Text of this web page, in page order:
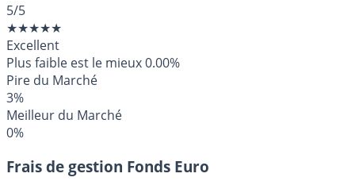
5/5
★★★★★
Excellent
Plus faible est le mieux0.00%
Pire du Marché
3%
Meilleur du Marché
0%
Frais de gestion Fonds Euro